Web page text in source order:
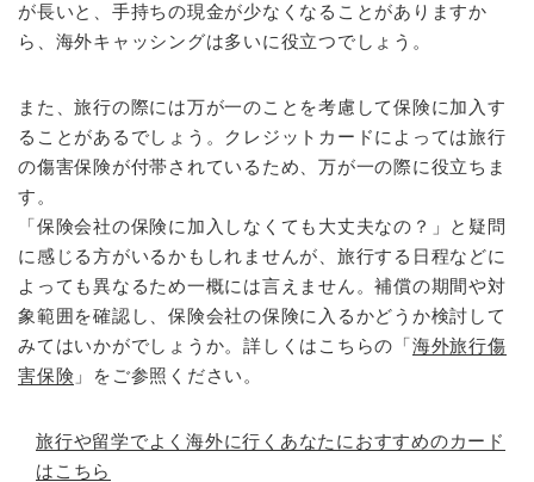
が長いと、手持ちの現金が少なくなることがありますか
ら、海外キャッシングは多いに役立つでしょう。
また、旅行の際には万が一のことを考慮して保険に加入す
ることがあるでしょう。クレジットカードによっては旅行
の傷害保険が付帯されているため、万が一の際に役立ちま
す。
「保険会社の保険に加入しなくても大丈夫なの？」と疑問
に感じる方がいるかもしれませんが、旅行する日程などに
よっても異なるため一概には言えません。補償の期間や対
象範囲を確認し、保険会社の保険に入るかどうか検討して
みてはいかがでしょうか。詳しくはこちらの「海外旅行傷
害保険 」をご参照ください。
旅行や留学でよく海外に行くあなたにおすすめのカード
はこちら